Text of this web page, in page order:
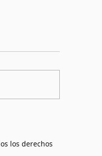
los derechos